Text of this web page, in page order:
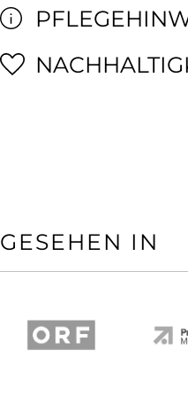
GESEHEN IN